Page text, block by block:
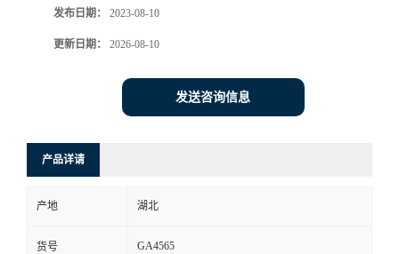
发布日期： 2023-08-10
更新日期： 2026-08-10
发送咨询信息
产品详请
产地 湖北
货号 GA4565